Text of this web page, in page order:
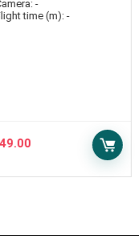
met
Flight
480.00